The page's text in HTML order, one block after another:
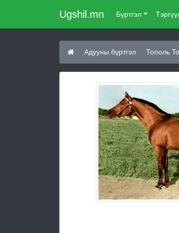
Ugshil.mn Бүртгэл
Адууны бүртгэл Тополь